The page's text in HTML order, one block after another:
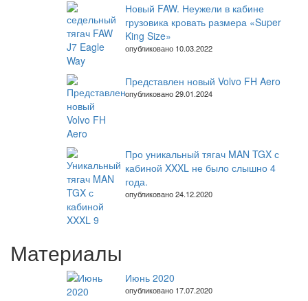
Новый FAW. Неужели в кабине
грузовика кровать размера «Super
King Size»
опубликовано 10.03.2022
Представлен новый Volvo FH Aero
опубликовано 29.01.2024
Про уникальный тягач MAN TGX с
кабиной XXXL не было слышно 4
года.
опубликовано 24.12.2020
Материалы
Июнь 2020
опубликовано 17.07.2020